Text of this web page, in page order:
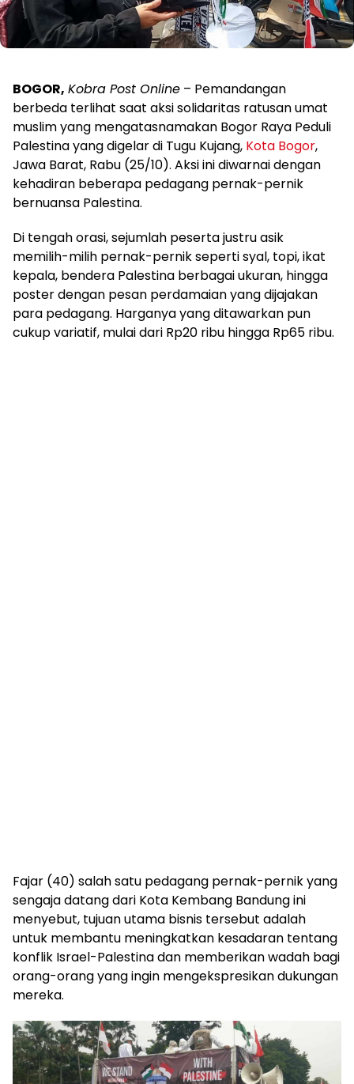
BOGOR, Kobra Post Online – Pemandangan
berbeda terlihat saat aksi solidaritas ratusan umat
muslim yang mengatasnamakan Bogor Raya Peduli
Palestina yang digelar di Tugu Kujang, Kota Bogor,
Jawa Barat, Rabu (25/10). Aksi ini diwarnai dengan
kehadiran beberapa pedagang pernak-pernik
bernuansa Palestina.
Di tengah orasi, sejumlah peserta justru asik
memilih-milih pernak-pernik seperti syal, topi, ikat
kepala, bendera Palestina berbagai ukuran, hingga
poster dengan pesan perdamaian yang dijajakan
para pedagang. Harganya yang ditawarkan pun
cukup variatif, mulai dari Rp20 ribu hingga Rp65 ribu.
Fajar (40) salah satu pedagang pernak-pernik yang
sengaja datang dari Kota Kembang Bandung ini
menyebut, tujuan utama bisnis tersebut adalah
untuk membantu meningkatkan kesadaran tentang
konflik Israel-Palestina dan memberikan wadah bagi
orang-orang yang ingin mengekspresikan dukungan
mereka.